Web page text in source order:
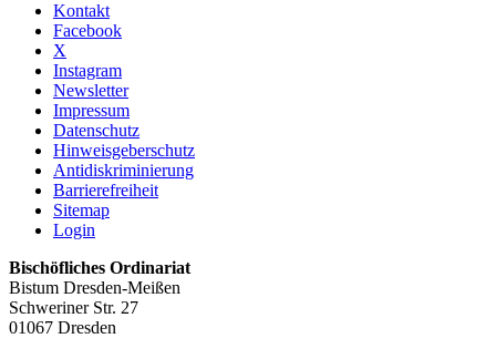
Kontakt
Facebook
X
Instagram
Newsletter
Impressum
Datenschutz
Hinweisgeberschutz
Antidiskriminierung
Barrierefreiheit
Sitemap
Login
Bischöfliches Ordinariat
Bistum Dresden-Meißen
Schweriner Str. 27
01067 Dresden